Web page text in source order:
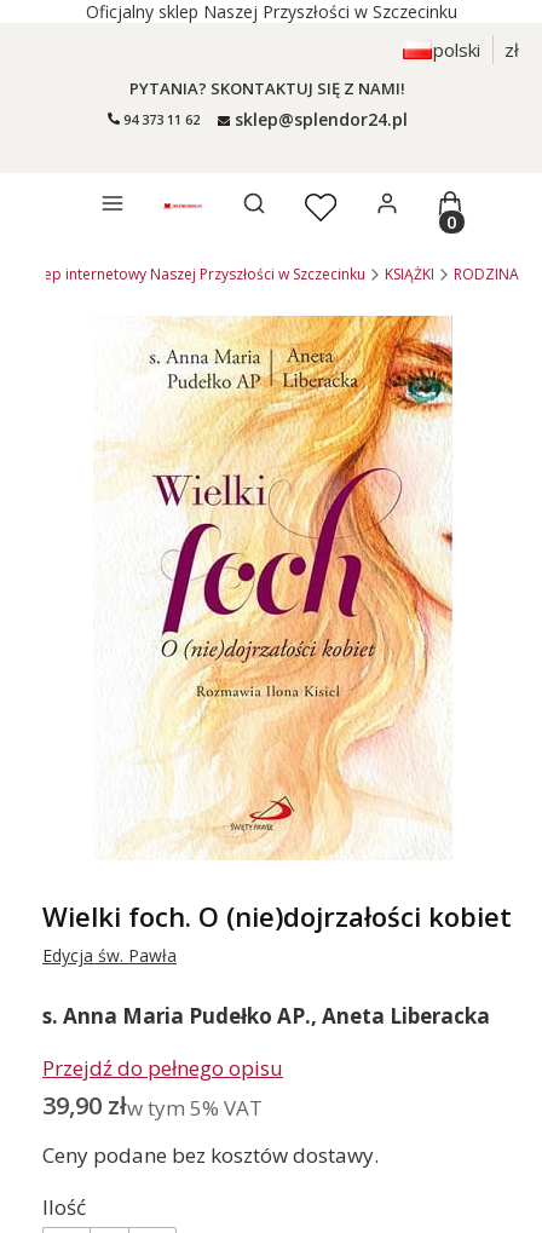
Oficjalny sklep Naszej Przyszłości w Szczecinku
polski zł
PYTANIA? SKONTAKTUJ SIĘ Z NAMI!
94 373 11 62 sklep@splendor24.pl
Otwórz wyszukiwarkęProdukty
- sklep internetowy Naszej Przyszłości w Szczecinku KSIĄŻKI RODZINA
Wielki foch. O (nie)dojrzałości kobiet
Edycja św. Pawła
s. Anna Maria Pudełko AP., Aneta Liberacka
Przejdź do pełnego opisu
Cena
39,90 złw tym 5% VAT
w tym 5% VAT
Ceny podane bez kosztów dostawy.
Ilość